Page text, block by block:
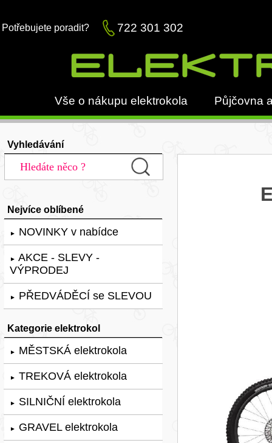
Potřebujete poradit? 722 301 302
Vše o nákupu elektrokola Půjčovna
Vyhledávání
Nejvíce oblíbené
► NOVINKY v nabídce
► AKCE - SLEVY -
VÝPRODEJ
► PŘEDVÁDĚCÍ se SLEVOU
Kategorie elektrokol
► MĚSTSKÁ elektrokola
► TREKOVÁ elektrokola
► SILNIČNÍ elektrokola
► GRAVEL elektrokola